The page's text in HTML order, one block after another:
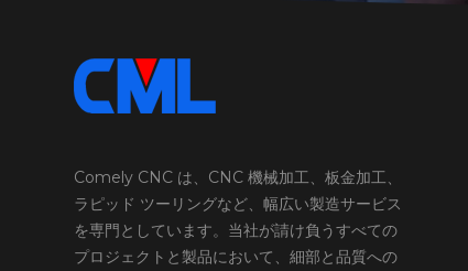
Comely CNC は、CNC 機械加工、板金加工、
ラピッド ツーリングなど、幅広い製造サービス
を専門としています。当社が請け負うすべての
プロジェクトと製品において、細部と品質への